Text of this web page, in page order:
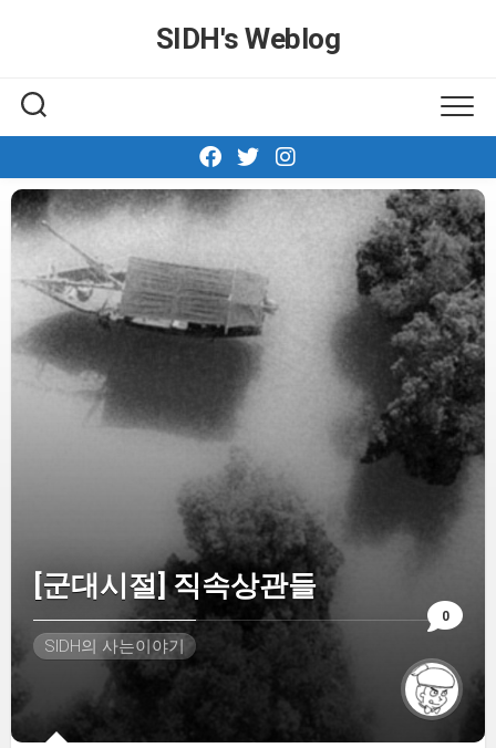
SIDH′s Weblog
0
[군대시절] 직속상관들
SIDH의 사는이야기